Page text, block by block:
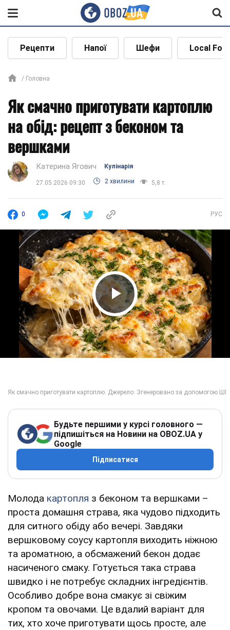
Рецепти Напої Шефи Local
Головна
Як смачно приготувати картоплю
на обід: рецепт з беконом та
вершками
Катерина Ягович Кулінарія
27.05.2026 09:30 2 хвилини 5,8 т.
0 РУС
Play Video
Будьте першими у курсі головного —
підпишіться на Новини на OBOZ.UA у
Google
Підписатися
Молода картопля з беконом та вершками –
проста домашня страва, яка чудово підходить
для ситного обіду або вечері. Завдяки
вершковому соусу картопля виходить ніжною
та ароматною, а обсмажений бекон додає
насиченого смаку. Готується така страва
швидко і не потребує складних інгредієнтів.
Особливо добре вона смакує зі свіжим
кропом та овочами. Це вдалий варіант для
тих, хто хоче приготувати щось просте, але